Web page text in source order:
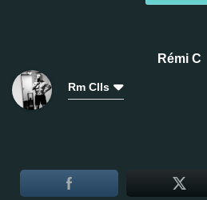
Rémi C
Rm Clls